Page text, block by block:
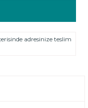
adresinize teslim